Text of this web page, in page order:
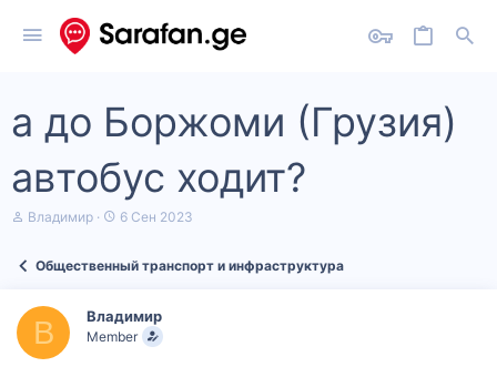
а до Боржоми (Грузия)
автобус ходит?
А
т
м
ы
Владимир
Д
а
ч
а
6 Сен 2023
Общественный транспорт и инфраструктура
В Владимир
Member